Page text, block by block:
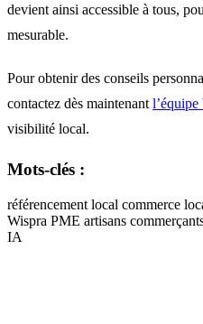
devient ainsi accessible à tous,
mesurable.
Pour obtenir des conseils
contactez dès maintenant l’équipe
visibilité local.
Mots-clés :
référencement local commerce
Wispra PME artisans
IA